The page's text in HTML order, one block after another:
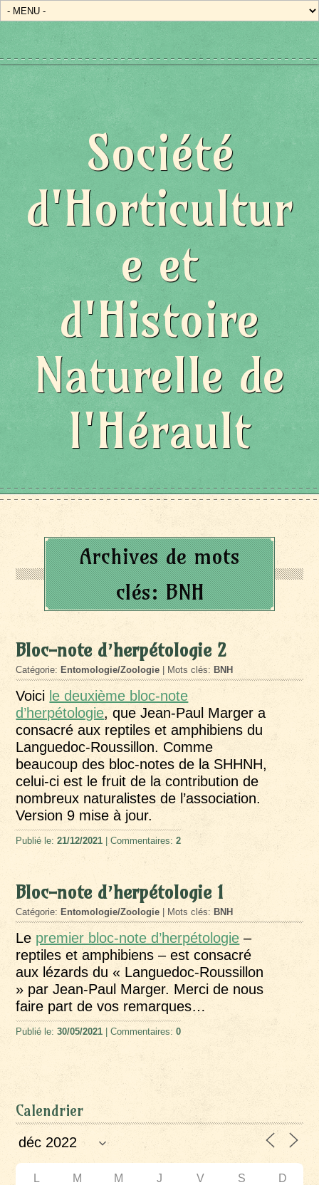
Société
d'Horticultur
e et
d'Histoire
Naturelle de
l'Hérault
Archives de mots
clés:BNH
Bloc-note d’herpétologie 2
Catégorie: Entomologie/Zoologie | Mots clés: BNH
Voici le deuxième bloc-note
d’herpétologie, que Jean-Paul Marger a
consacré aux reptiles et amphibiens du
Languedoc-Roussillon. Comme
beaucoup des bloc-notes de la SHHNH,
celui-ci est le fruit de la contribution de
nombreux naturalistes de l’association.
Version 9 mise à jour.
Publié le:21/12/2021 | Commentaires:2
Bloc-note d’herpétologie 1
Catégorie: Entomologie/Zoologie | Mots clés: BNH
Le premier bloc-note d’herpétologie –
reptiles et amphibiens – est consacré
aux lézards du « Languedoc-Roussillon
» par Jean-Paul Marger. Merci de nous
faire part de vos remarques…
Publié le:30/05/2021 | Commentaires:0
Calendrier
L M M J V S D